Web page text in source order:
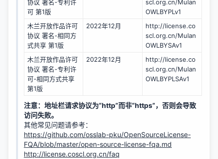
协议 署名-专利许
可 第1版
scl.org.cn/Mulan
OWLBYPLv1
木兰开放作品许可
协议 署名-相同方
式共享 第1版
2022年12月
http://license.co
scl.org.cn/Mulan
OWLBYSAv1
木兰开放作品许可
协议 署名-专利许
可-相同方式共享
第1版
2022年12月
http://license.co
scl.org.cn/Mulan
OWLBYPLSAv1
注意：地址栏请求协议为“http”而非“https”，否则会导致
访问失败。
其他常见问题请参考：
https://github.com/osslab-pku/OpenSourceLicense-
FQA/blob/master/open-source-license-fqa.md
http://license.coscl.org.cn/faq